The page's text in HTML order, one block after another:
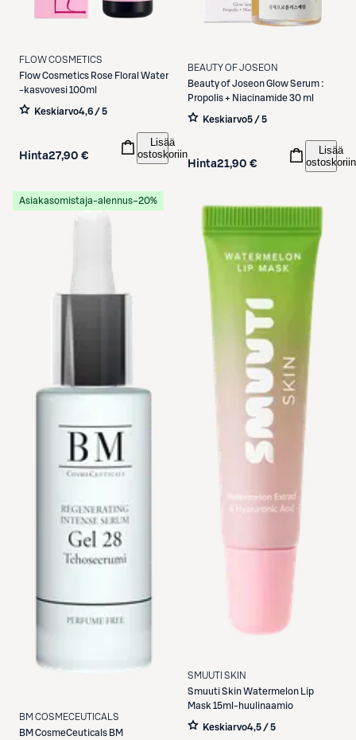
FLOW COSMETICS
Flow Cosmetics Rose Floral Water
-kasvovesi 100ml
Keskiarvo4,6 / 5
Hinta27,90 €
Lisää
ostoskoriin
BEAUTY OF JOSEON
Beauty of JoseonGlow Serum :
Propolis + Niacinamide 30 ml
Keskiarvo5 / 5
Hinta21,90 €
Lisää
ostoskoriin
Asiakasomistaja-alennus−20%
BM COSMECEUTICALS
BM CosmeCeuticals BM
SMUUTI SKIN
Smuuti SkinWatermelon Lip
Mask 15ml-huulinaamio
Keskiarvo4,5 / 5